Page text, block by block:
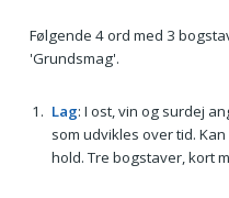
Følgende 4 ord med 3
'Grundsmag'.
Lag: I ost, vin og surdej
som udvikles over tid.
hold. Tre bogstaver, kort